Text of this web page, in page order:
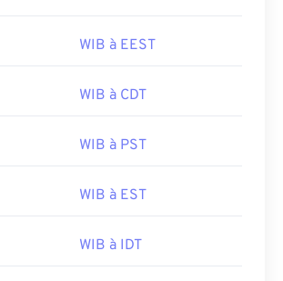
WIB à EEST
WIB à CDT
WIB à PST
WIB à EST
WIB à IDT